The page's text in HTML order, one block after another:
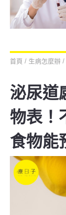
首頁 / 生病怎麼辦 /
泌尿道
物表！
食物能